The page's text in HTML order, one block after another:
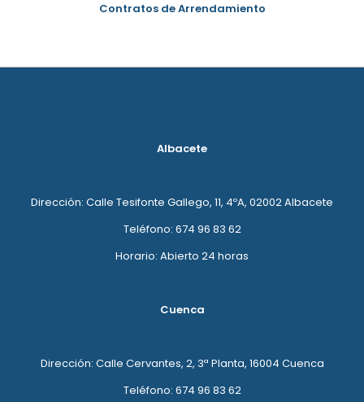
Contratos de Arrendamiento
Albacete
Dirección: Calle Tesifonte Gallego, 11, 4ºA, 02002 Albacete
Teléfono: 674 96 83 62
Horario: Abierto 24 horas
Cuenca
Dirección: Calle Cervantes, 2, 3ª Planta, 16004 Cuenca
Teléfono: 674 96 83 62